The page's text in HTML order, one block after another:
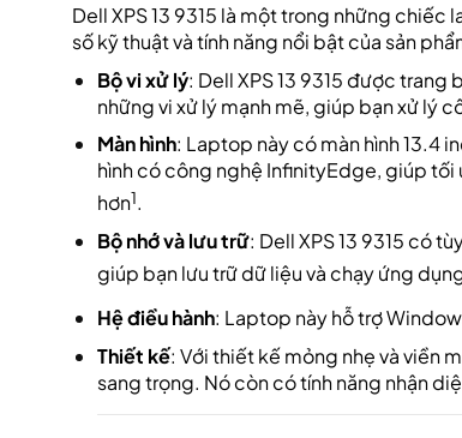
Dell XPS 13 9315 là một trong những
số kỹ thuật và tính năng nổi bật của sản
Bộ vi xử lý: Dell XPS 13 9315 được
những vi xử lý mạnh mẽ, giúp bạn xử lý
Màn hình: Laptop này có màn hình 13.4
hình có công nghệ InfinityEdge, giúp tối
hơn1.
Bộ nhớ và lưu trữ: Dell XPS 13 9315 có
giúp bạn lưu trữ dữ liệu và chạy ứng
Hệ điều hành: Laptop này hỗ trợ
Thiết kế: Với thiết kế mỏng nhẹ và viền
sang trọng. Nó còn có tính năng nhận